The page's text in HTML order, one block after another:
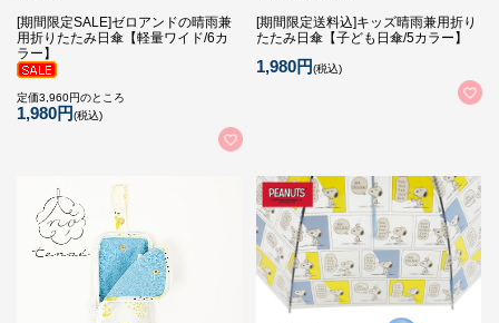
[期間限定SALE]ゼロアンドの晴雨兼
用折りたたみ日傘【軽量ワイド/6カ
ラー】
定価3,960円のところ
1,980円(税込)
[期間限定送料込]キッズ晴雨兼用折り
たたみ日傘【子ども日傘/5カラー】
1,980円(税込)